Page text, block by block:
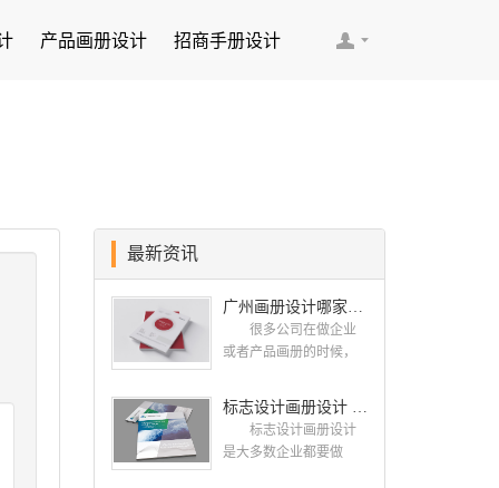
产品画册设计 招商手册设计
最新资讯
广州画册设计哪家公司好？我们推荐古柏品牌设计
很多公司在做企业
或者产品画册的时候，
公司，这样设计出来的
画册，才能让人眼前一
亮，才能够给公司带来
标志设计画册设计 对标志设计有哪些原则呢？
标志设计画册设计
是大多数企业都要做